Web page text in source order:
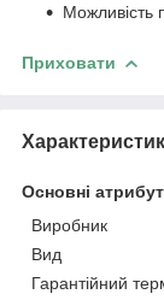
Можливість
Приховати
Основні
Виробник
Вид
Гарантійний